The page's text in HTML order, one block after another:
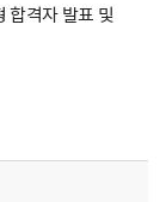
합격자 발표 및